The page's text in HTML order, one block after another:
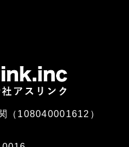
（108040001612）